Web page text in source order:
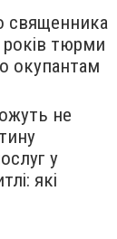
священника
років тюрми
окупантам
не
у
які